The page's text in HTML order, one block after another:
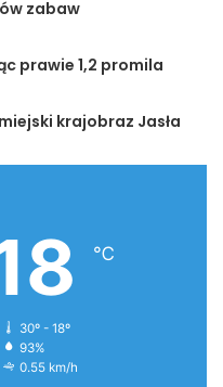
zabaw
prawie 1,2 promila
krajobraz Jasła
℃
30º - 18º
93%
0.55 km/h